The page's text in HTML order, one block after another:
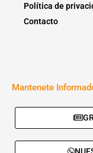
Política de
Contacto
Mantenete